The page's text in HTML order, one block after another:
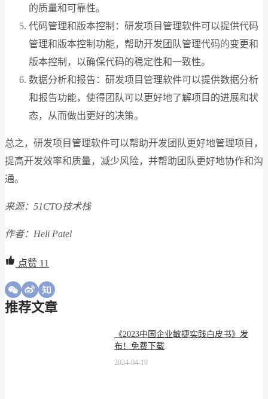
的质量和可靠性。
代码管理和版本控制：研发项目管理软件可以提供代码
管理和版本控制功能，帮助开发团队管理代码的变更和
版本控制，以确保代码的稳定性和一致性。
数据分析和报告：研发项目管理软件可以提供数据分析
和报告功能，使得团队可以更好地了解项目的进展和状
态，从而做出更好的决策。
总之，研发项目管理软件可以帮助开发团队更好地管理项目，
提高开发效率和质量，减少风险，并帮助团队更好地协作和沟
通。
来源：51CTO技术栈
作者：Heli Patel
点赞 11
推荐文章
《2023中国企业敏捷实践白皮书》发
布！免费下载
2024-04-18